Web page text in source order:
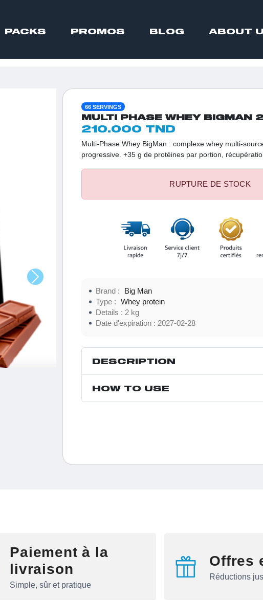
PACKS PROMOS BLOG ABOUT
66 SERVINGS
MULTI PHASE WHEY BIGMAN
210.000 TND
Multi-Phase Whey BigMan : complexe whey multi-
progressive. +35 g de protéines par portion,
RUPTURE DE STOCK
Brand :
Big Man
Type :
Whey protein
Details :
2 kg
Date d'expiration : 2027-02-28
DESCRIPTION
HOW TO USE
Paiement à la
livraison
Simple, sûr et pratique
Offres
Réductions